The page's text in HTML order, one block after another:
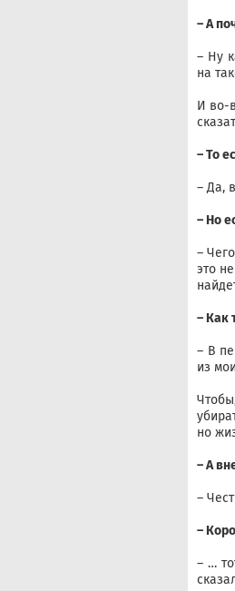
– А
– Ну
на
И во-
– То
– Да,
– Но
–
это
– Как
– В
из
но
– А
–
–
– …